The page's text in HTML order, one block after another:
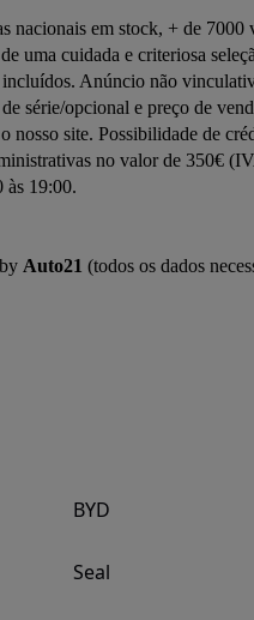
em stock, + de 7000
cuidada e criteriosa
Anúncio não
série/opcional e preço de
nosso site. Possibilidade de
no valor de 350€
às 19:00.
Auto21 (todos os dados
BYD
Seal